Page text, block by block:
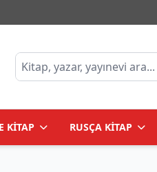
KİTAP RUSÇA KİTAP